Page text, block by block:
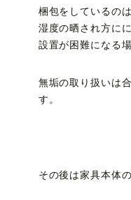
梱包をしているの
湿度の晒され方に
設置が困難になる
無垢の取り扱いは
す。
その後は家具本体